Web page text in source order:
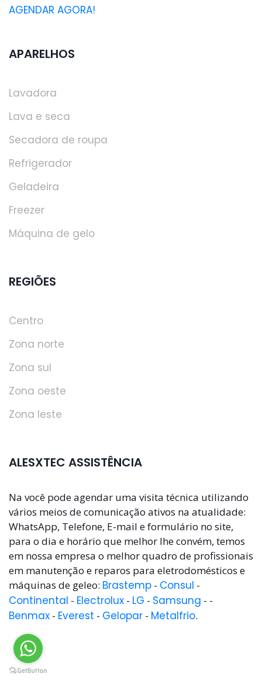
AGENDAR AGORA!
APARELHOS
Lavadora
Lava e seca
Secadora de roupa
Refrigerador
Geladeira
Freezer
Máquina de gelo
REGIÕES
Centro
Zona norte
Zona sul
Zona oeste
Zona leste
ALESXTEC ASSISTÊNCIA
Na você pode agendar uma visita técnica utilizando
vários meios de comunicação ativos na atualidade:
WhatsApp, Telefone, E-mail e formulário no site,
para o dia e horário que melhor lhe convém, temos
em nossa empresa o melhor quadro de profissionais
em manutenção e reparos para eletrodomésticos e
máquinas de geleo: Brastemp - Consul -
Continental - Electrolux - LG - Samsung - -
Benmax - Everest - Gelopar - Metalfrio.